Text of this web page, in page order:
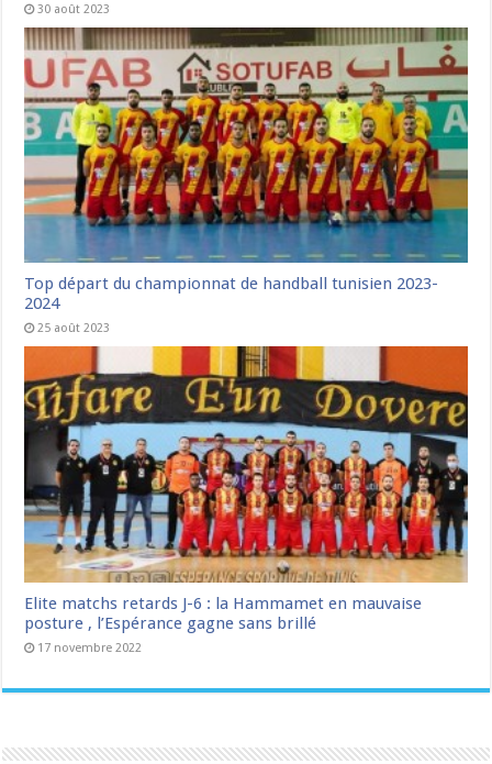
30 août 2023
Top départ du championnat de handball tunisien 2023-
2024
25 août 2023
Elite matchs retards J-6 : la Hammamet en mauvaise
posture , l’Espérance gagne sans brillé
17 novembre 2022